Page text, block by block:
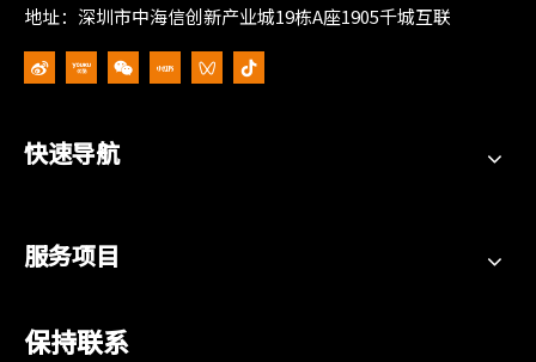
地址：深圳市中海信创新产业城19栋A座1905千城互联
快速导航
服务项目
保持联系